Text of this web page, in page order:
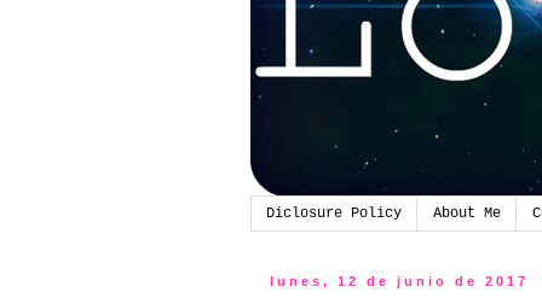
Diclosure Policy About Me
lunes, 12 de junio de 2017